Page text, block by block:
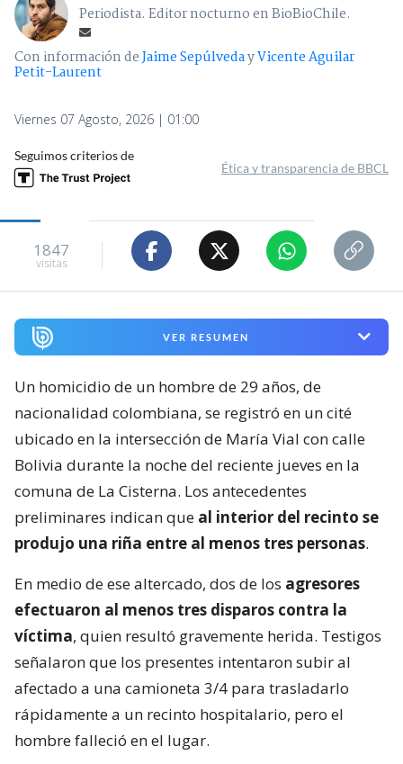
Periodista. Editor nocturno en BioBioChile.
Con información deJaime SepúlvedayVicente Aguilar
Petit-Laurent
Viernes 07 Agosto, 2026 | 01:00
Seguimos criterios de
Ética y transparencia de BBCL
1847
visitas
VER RESUMEN
Un homicidio de un hombre de 29 años, de
nacionalidad colombiana, se registró en un cité
ubicado en la intersección de María Vial con calle
Bolivia durante la noche del reciente jueves en la
comuna de La Cisterna. Los antecedentes
preliminares indican que al interior del recinto se
produjo una riña entre al menos tres personas.
En medio de ese altercado, dos de los agresores
efectuaron al menos tres disparos contra la
víctima, quien resultó gravemente herida. Testigos
señalaron que los presentes intentaron subir al
afectado a una camioneta 3/4 para trasladarlo
rápidamente a un recinto hospitalario, pero el
hombre falleció en el lugar.